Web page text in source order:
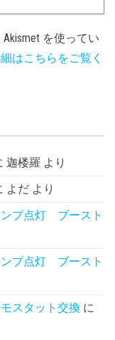
を使ってい
はこちらをご覧く
迦楼羅 より
よだ より
プ点灯 ブースト
プ点灯 ブースト
スタット交換 に